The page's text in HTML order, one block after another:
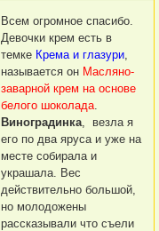
Всем огромное спасибо.
Девочки крем есть в
темке Крема и глазури
называется он Масляно-
заварной крем на основе
белого шоколада
Виноградинка , везла я
его по два яруса и уже на
месте собирала и
украшала. Вес
действительно большой,
но молодожены
рассказывали что съели